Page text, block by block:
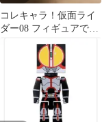
コレキャラ！仮面ライ
ダー08 フィギュアで